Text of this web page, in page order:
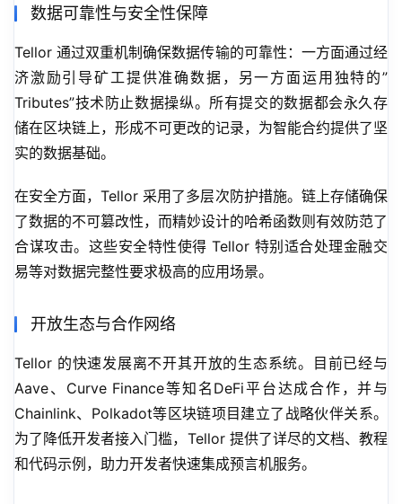
数据可靠性与安全性保障
Tellor 通过双重机制确保数据传输的可靠性：一方面通过经
济激励引导矿工提供准确数据，另一方面运用独特的”
Tributes”技术防止数据操纵。所有提交的数据都会永久存
储在区块链上，形成不可更改的记录，为智能合约提供了坚
实的数据基础。
在安全方面，Tellor 采用了多层次防护措施。链上存储确保
了数据的不可篡改性，而精妙设计的哈希函数则有效防范了
合谋攻击。这些安全特性使得 Tellor 特别适合处理金融交
易等对数据完整性要求极高的应用场景。
开放生态与合作网络
Tellor 的快速发展离不开其开放的生态系统。目前已经与
Aave、Curve Finance等知名DeFi平台达成合作，并与
Chainlink、Polkadot等区块链项目建立了战略伙伴关系。
为了降低开发者接入门槛，Tellor 提供了详尽的文档、教程
和代码示例，助力开发者快速集成预言机服务。